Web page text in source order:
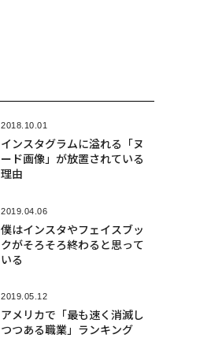
2018.10.01
インスタグラムに溢れる「ヌ
ード画像」が放置されている
理由
2019.04.06
僕はインスタやフェイスブッ
クがそろそろ終わると思って
いる
2019.05.12
アメリカで「最も速く消滅し
つつある職業」ランキング